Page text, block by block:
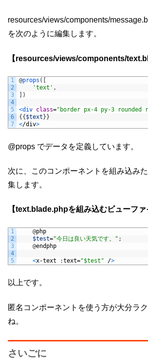
resources/views/components/
を次のように編集します。
【resources/views/components/
1
2
3
4
5
6
7
@props (
'text' ,
)
<div class="border px-4 py-3 rounded
{ { $text } }
</div>
@props でデータを定義しています。
次に、このコンポーネントを組み込み
集します。
【text.blade.phpを組み込むビューファ
1
2
3
4
5
@php
$test="今日は良い天気です。" ;
@endphp
<x-text :text="$test" />
以上です。
匿名コンポーネントを使う方が大分ラ
ね。
さいごに